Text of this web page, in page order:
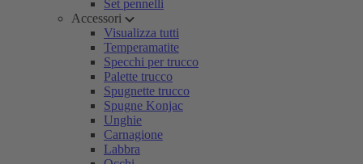
Set pennelli
Accessori
Visualizza tutti
Temperamatite
Specchi per trucco
Palette trucco
Spugnette trucco
Spugne Konjac
Unghie
Carnagione
Labbra